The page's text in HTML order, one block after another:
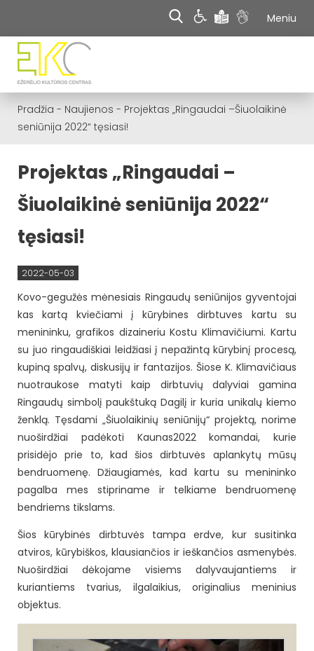
Meniu
Pradžia - Naujienos - Projektas „Ringaudai –Šiuolaikinė
seniūnija 2022“ tęsiasi!
Projektas „Ringaudai –
Šiuolaikinė seniūnija 2022“
tęsiasi!
2022-05-03
Kovo-gegužės mėnesiais Ringaudų seniūnijos gyventojai
kas kartą kviečiami į kūrybines dirbtuves kartu su
menininku, grafikos dizaineriu Kostu Klimavičiumi. Kartu
su juo ringaudiškiai leidžiasi į nepažintą kūrybinį procesą,
kupiną spalvų, diskusijų ir fantazijos. Šiose K. Klimavičiaus
nuotraukose matyti kaip dirbtuvių dalyviai gamina
Ringaudų simbolį paukštuką Dagilį ir kuria unikalų kiemo
ženklą. Tęsdami „Šiuolaikinių seniūnijų“ projektą, norime
nuoširdžiai padėkoti Kaunas2022 komandai, kurie
prisidėjo prie to, kad šios dirbtuvės aplankytų mūsų
bendruomenę. Džiaugiamės, kad kartu su menininko
pagalba mes stipriname ir telkiame bendruomenę
bendriems tikslams.
Šios kūrybinės dirbtuvės tampa erdve, kur susitinka
atviros, kūrybiškos, klausiančios ir ieškančios asmenybės.
Nuoširdžiai dėkojame visiems dalyvaujantiems ir
kuriantiems tvarius, ilgalaikius, originalius meninius
objektus.